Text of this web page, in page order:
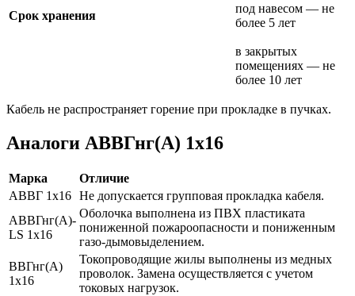
Срок хранения
под навесом — не
более 5 лет
в закрытых
помещениях — не
более 10 лет
Кабель не распространяет горение при прокладке в пучках.
Аналоги АВВГнг(А) 1х16
Марка
Отличие
АВВГ 1х16 Не допускается групповая прокладка кабеля.
АВВГнг(А)-
LS 1х16
Оболочка выполнена из ПВХ пластиката
пониженной пожароопасности и пониженным
газо-дымовыделением.
ВВГнг(А)
1х16
Токопроводящие жилы выполнены из медных
проволок. Замена осуществляется с учетом
токовых нагрузок.